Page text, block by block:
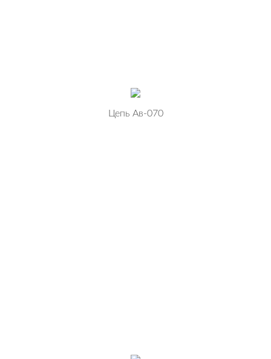
Цепь Ав-070